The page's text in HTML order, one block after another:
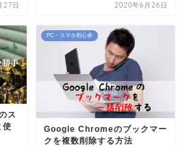
27日 2020年6月26日
ス
使
PC・スマホ初心者
Google Chromeのブックマー
クを複数削除する方法